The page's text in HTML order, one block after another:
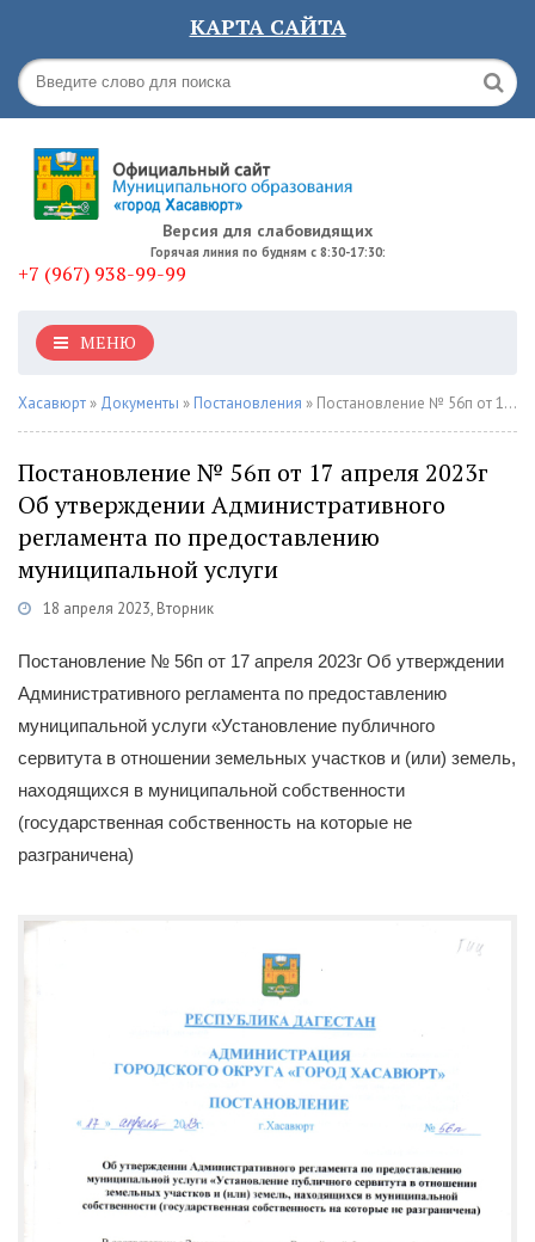
КАРТА САЙТА
Версия для слабовидящих
Горячая линия по будням с 8:30-17:30:
+7 (967) 938-99-99
МЕНЮ
Хасавюрт » Документы » Постановления » Постановление № 56п от 17 апреля 2023г Об утверждении Административного регламента по предоставлению муниципальной услуги
Постановление № 56п от 17 апреля 2023г
Об утверждении Административного
регламента по предоставлению
муниципальной услуги
18 апреля 2023, Вторник
Постановление № 56п от 17 апреля 2023г Об утверждении
Административного регламента по предоставлению
муниципальной услуги «Установление публичного
сервитута в отношении земельных участков и (или) земель,
находящихся в муниципальной собственности
(государственная собственность на которые не
разграничена)